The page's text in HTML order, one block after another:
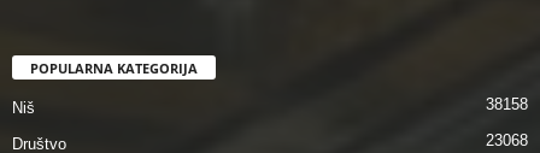
POPULARNA KATEGORIJA
Niš 38158
Društvo 23068